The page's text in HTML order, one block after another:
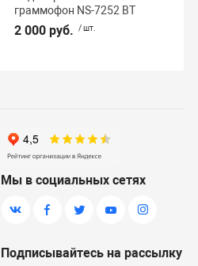
граммофон NS-7252 BT
2 000 руб. / шт.
Мы в социальных сетях
Подписывайтесь на рассылку